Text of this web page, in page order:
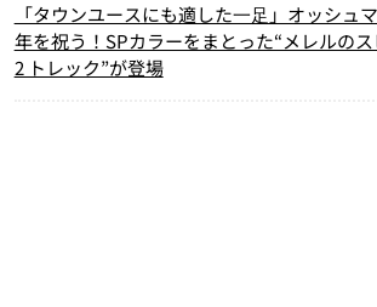
「タウンユースにも適した⼀⾜」オッシュ
年を祝う！SPカラーをまとった“メレルの
2 トレック”が登場